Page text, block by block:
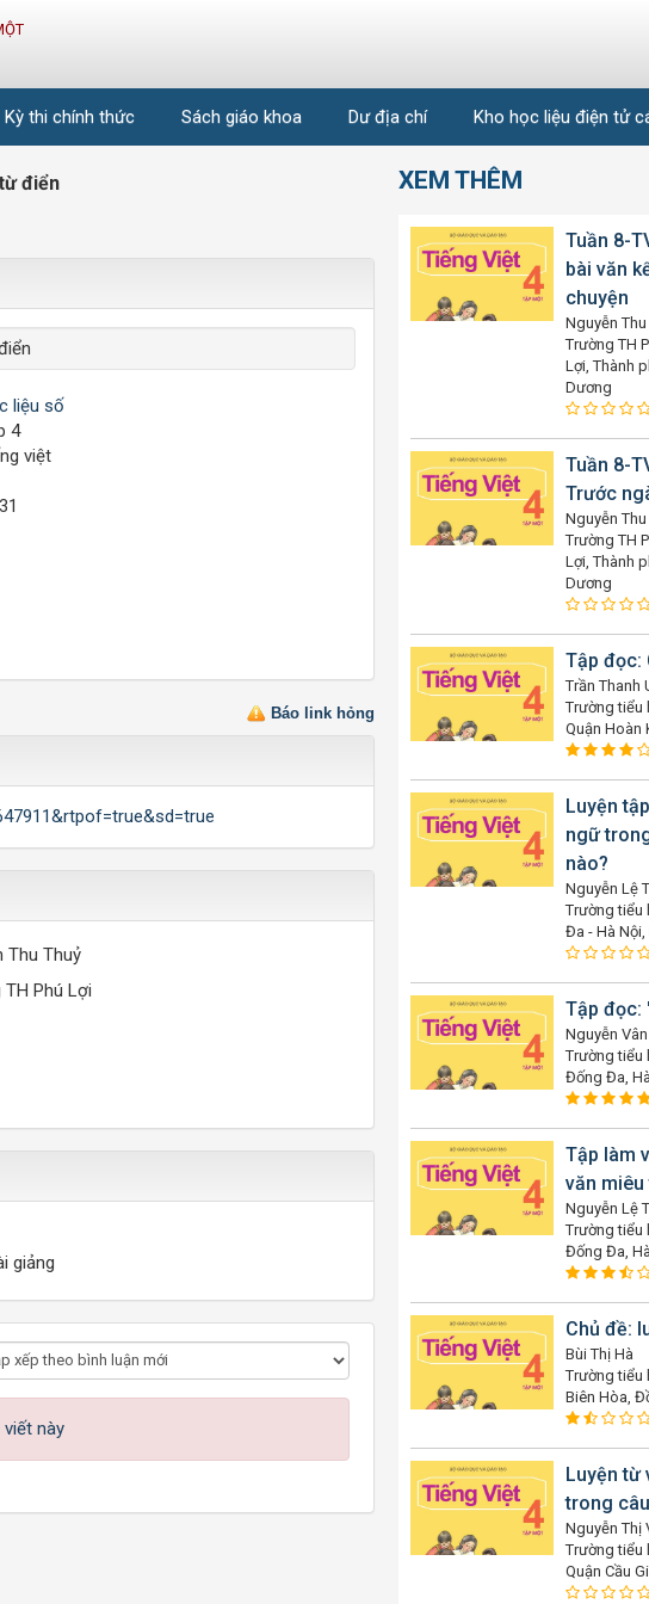
Kỳ thi chính thức Sách giáo khoa Dư địa chí Kho học liệu điện tử
điển
liệu số
4
việt
Báo link hỏng
Thu Thuỷ
TH Phú Lợi
giảng
này
XEM THÊM
Tuần 8-
bài văn
chuyện
Nguyễn Thu
Trường TH
Lợi, Thành
Dương
Tuần 8-
Trước
Nguyễn Thu
Trường TH
Lợi, Thành
Dương
Tập đọc:
Trần Thanh
Trường tiểu
Quận Hoàn
Luyện
ngữ
nào?
Nguyễn Lệ
Trường tiểu
Đa - Hà Nội,
Tập đọc:
Nguyễn
Trường tiểu
Đống Đa,
Tập làm
văn
Nguyễn Lệ
Trường tiểu
Đống Đa,
Chủ đề:
Bùi Thị Hà
Trường tiểu
Biên Hòa,
Luyện từ
trong
Nguyễn Thị
Trường tiểu
Quận Cầu